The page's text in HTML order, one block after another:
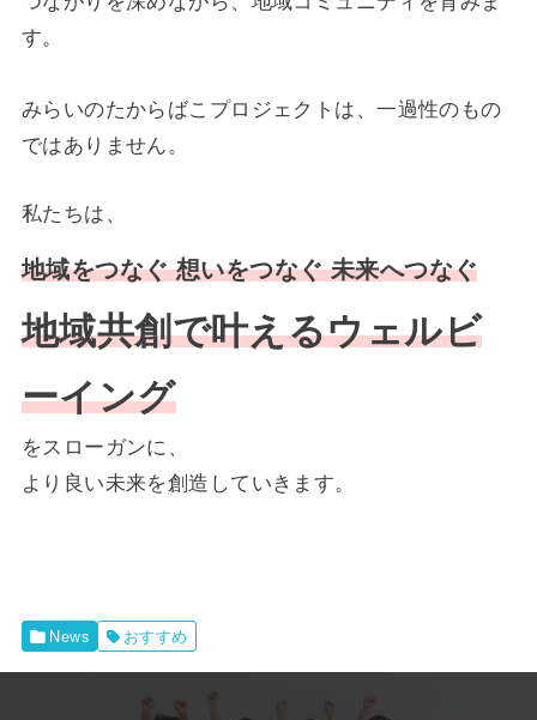
す。
みらいのたからばこプロジェクトは、一過性のもの
ではありません。
私たちは、
地域をつなぐ 想いをつなぐ 未来へつなぐ
地域共創で叶えるウェルビ
ーイング
をスローガンに、
より良い未来を創造していきます。
News おすすめ